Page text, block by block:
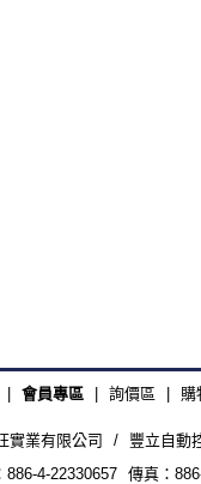
會員專區| 詢價區 購
業有限公司 / 豐立自動
4-22330657 傳真：